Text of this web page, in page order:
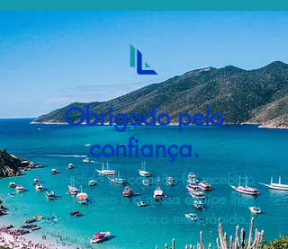
Obrigado pela
confiança.
Seu pedido de cotação foi recebido
com sucesso e a nossa equipe lhe
dará uma resposta o mais rápido
possível.